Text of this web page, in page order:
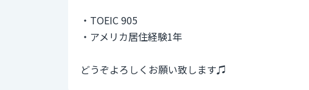
・TOEIC 905
・アメリカ居住経験1年
どうぞよろしくお願い致します♫